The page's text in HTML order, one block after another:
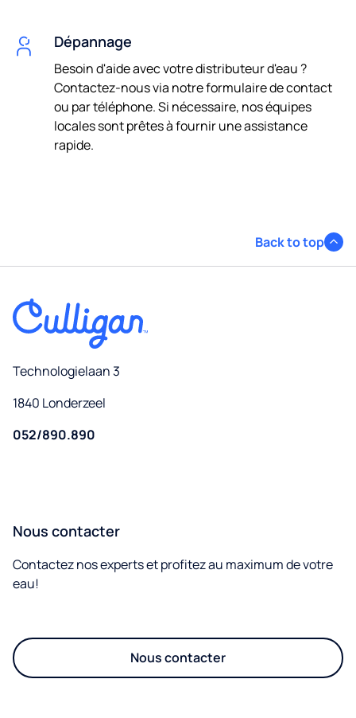
Dépannage
Besoin d'aide avec votre distributeur d'eau ?
Contactez-nous via notre formulaire de contact
ou par téléphone. Si nécessaire, nos équipes
locales sont prêtes à fournir une assistance
rapide.
Back to top
Technologielaan 3
1840 Londerzeel
052/890.890
Nous contacter
Contactez nos experts et profitez au maximum de votre
eau!
Nous contacter